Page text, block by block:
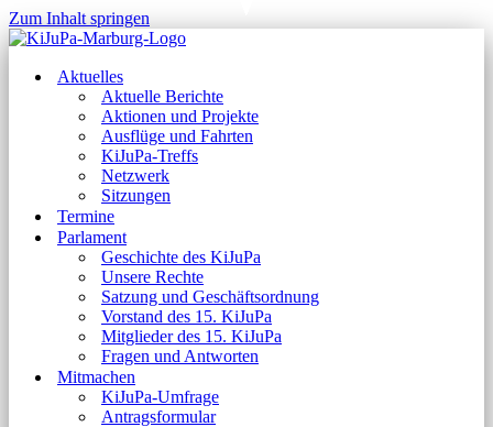
Zum Inhalt springen
Aktuelles
Aktuelle Berichte
Aktionen und Projekte
Ausflüge und Fahrten
KiJuPa-Treffs
Netzwerk
Sitzungen
Termine
Parlament
Geschichte des KiJuPa
Unsere Rechte
Satzung und Geschäftsordnung
Vorstand des 15. KiJuPa
Mitglieder des 15. KiJuPa
Fragen und Antworten
Mitmachen
KiJuPa-Umfrage
Antragsformular